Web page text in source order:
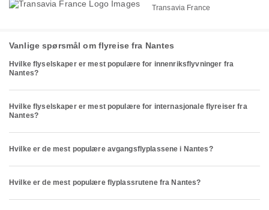
Transavia France
Vanlige spørsmål om flyreise fra Nantes
Hvilke flyselskaper er mest populære for innenriksflyvninger fra
Nantes?
Hvilke flyselskaper er mest populære for internasjonale flyreiser fra
Nantes?
Hvilke er de mest populære avgangsflyplassene i Nantes?
Hvilke er de mest populære flyplassrutene fra Nantes?